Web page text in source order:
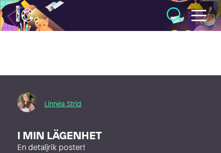
Illustratörcentrum
Linnéa Strid
I MIN LÄGENHET
En detaljrik poster!